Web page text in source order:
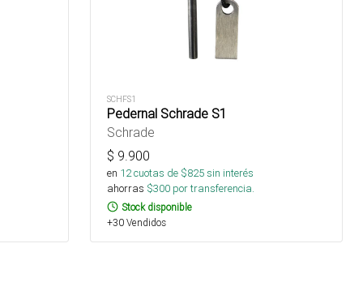
SCHFS1
Pedernal Schrade S1
Schrade
$ 9.900
en 12cuotas de $825sin interés
ahorras $300 por transferencia.
Stock disponible
+30 Vendidos